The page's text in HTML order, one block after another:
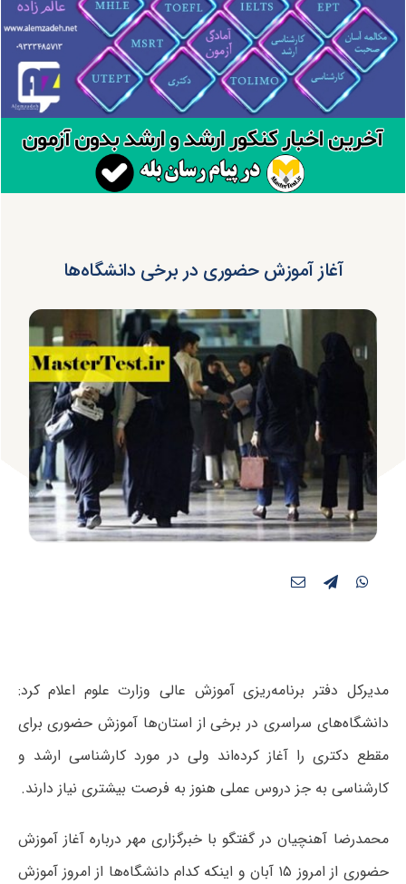
آغاز آموزش حضوری در برخی دانشگاه‌ها
مدیرکل دفتر برنامه‌ریزی آموزش عالی وزارت علوم اعلام کرد:
دانشگاه‌های سراسری در برخی از استان‌ها آموزش حضوری برای
مقطع دکتری را آغاز کرده‌اند ولی در مورد کارشناسی ارشد و
کارشناسی به جز دروس عملی هنوز به فرصت بیشتری نیاز دارند.
محمدرضا آهنچیان در گفتگو با خبرگزاری مهر درباره آغاز آموزش
حضوری از امروز ۱۵ آبان و اینکه کدام دانشگاه‌ها از امروز آموزش